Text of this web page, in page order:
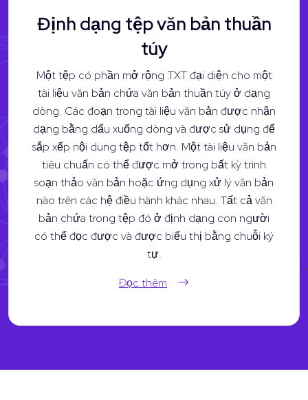
Định dạng tệp văn bản thuần
túy
Một tệp có phần mở rộng .TXT đại diện cho một
tài liệu văn bản chứa văn bản thuần túy ở dạng
dòng. Các đoạn trong tài liệu văn bản được nhận
dạng bằng dấu xuống dòng và được sử dụng để
sắp xếp nội dung tệp tốt hơn. Một tài liệu văn bản
tiêu chuẩn có thể được mở trong bất kỳ trình
soạn thảo văn bản hoặc ứng dụng xử lý văn bản
nào trên các hệ điều hành khác nhau. Tất cả văn
bản chứa trong tệp đó ở định dạng con người
có thể đọc được và được biểu thị bằng chuỗi ký
tự.
Đọc thêm